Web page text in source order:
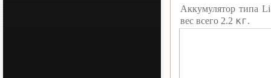
Аккумулятор типа
вес всего 2.2 кг.